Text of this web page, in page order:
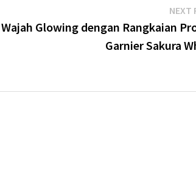
NEXT
Wajah Glowing dengan Rangkaian
Garnier Sakura